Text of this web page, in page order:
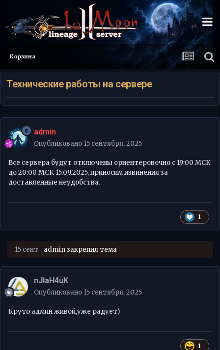
Корзина
Технические работы на сервере
admin
Опубликовано 15 сентября, 2025
Все сервера будут отключены ориентеровочно с 19:00 МСК
до 20:00 МСК 15.09.2025, приносим извинения за
доставленные неудобства.
1
15 сент adminзакрепил тема
nJIaH4uK
Опубликовано 15 сентября, 2025
Круто админ живой,уже радует)
1